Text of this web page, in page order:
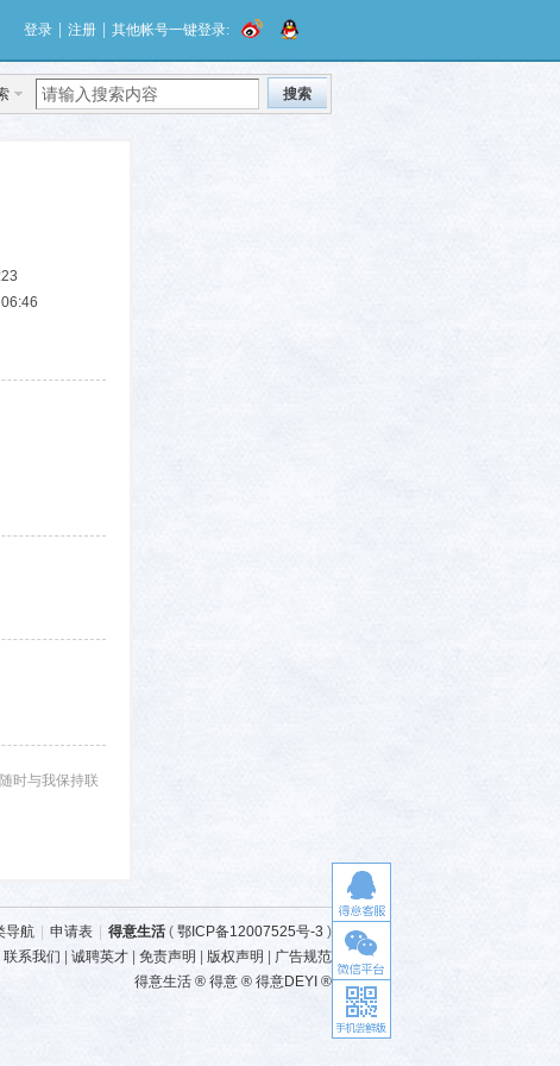
登录 注册 其他帐号一键登录:
搜索
时与我保持联
导航 申请表 得意生活 ( 鄂ICP备12007525号-3 )
联系我们 诚聘英才 免责声明 版权声明
广告规范
得意生活 ® 得意 ® 得意DEYI ®